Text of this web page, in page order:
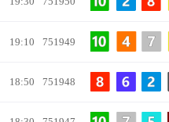
19:10 751949
18:50 751948